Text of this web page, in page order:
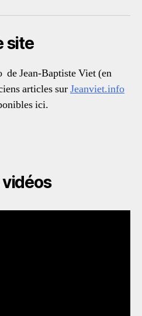
site
de Jean-Baptiste Viet (en
articles surJeanviet.info
ici.